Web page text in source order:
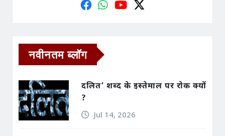
नवीनतम ब्लॉग
दलित’ शब्द के इस्तेमाल पर रोक क्यों
?
Jul 14, 2026